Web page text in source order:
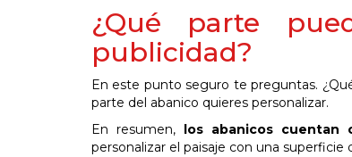
¿Qué parte
publicidad?
En este punto seguro te preguntas.
parte del abanico quieres personalizar.
En resumen,
los abanicos cuentan
personalizar el paisaje con una